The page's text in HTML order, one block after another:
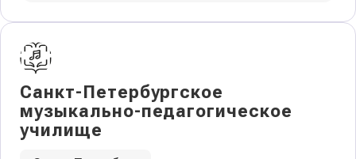
Санкт-Петербургское
музыкально-педагогическое
училище